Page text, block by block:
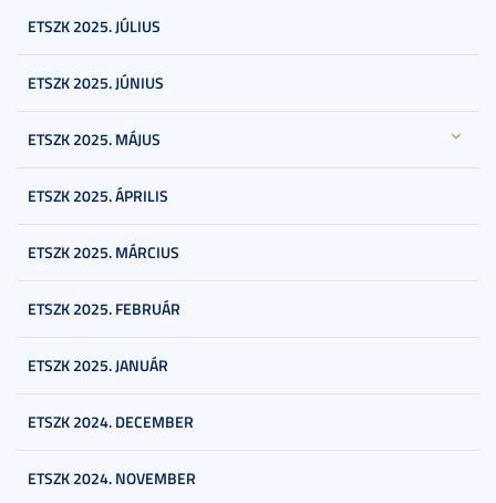
ETSZK 2025. JÚLIUS
ETSZK 2025. JÚNIUS
ETSZK 2025. MÁJUS
ETSZK 2025. ÁPRILIS
ETSZK 2025. MÁRCIUS
ETSZK 2025. FEBRUÁR
ETSZK 2025. JANUÁR
ETSZK 2024. DECEMBER
ETSZK 2024. NOVEMBER